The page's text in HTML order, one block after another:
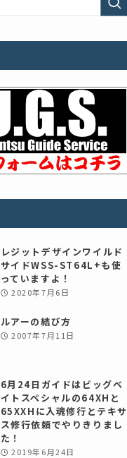
レジットデザインワイルド
サイドWSS-ST64L+も使
っていますよ！
2020年7月6日
ルアーの結び方
2007年7月11日
6月24日ガイドはビッグベ
イトスペシャルの64XHと
65XXHに入魂修行とテキサ
ス修行依頼でやりきりまし
た！
2019年6月24日